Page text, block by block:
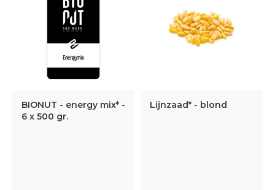
BIONUT - energy mix* -
6 x 500 gr.
Lijnzaad* - blond